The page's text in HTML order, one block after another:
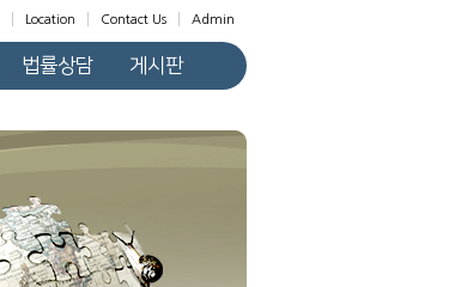
Location Contact Us Admin
법률상담 게시판